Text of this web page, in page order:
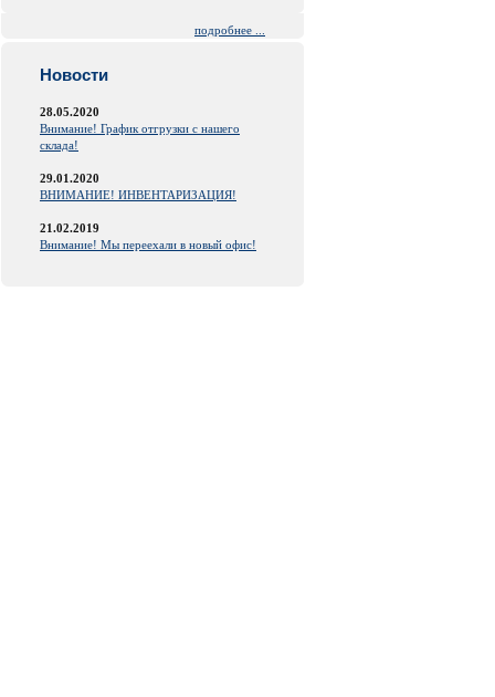
подробнее ...
Новости
28.05.2020
Внимание! График отгрузки с нашего
склада!
29.01.2020
ВНИМАНИЕ! ИНВЕНТАРИЗАЦИЯ!
21.02.2019
Внимание! Мы переехали в новый офис!